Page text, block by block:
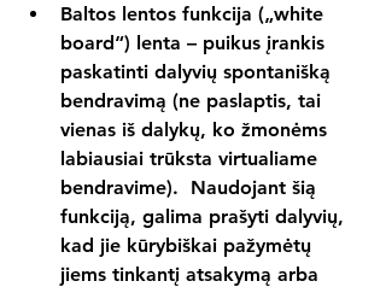
Baltos lentos funkcija („white
board“) lenta – puikus įrankis
paskatinti dalyvių spontanišką
bendravimą (ne paslaptis, tai
vienas iš dalykų, ko žmonėms
labiausiai trūksta virtualiame
bendravime).  Naudojant šią
funkciją, galima prašyti dalyvių,
kad jie kūrybiškai pažymėtų
jiems tinkantį atsakymą arba